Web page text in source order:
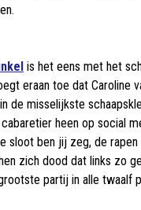
is het eens met het
eraan toe dat Caroline
de misselijkste
heen op social
sloot ben jij zeg, de
zich dood dat links zo
partij in alle twaalf